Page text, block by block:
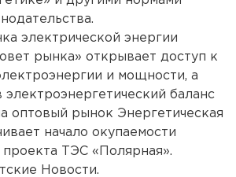
электрической энергии
рынка» открывает доступ к
и мощности, а
баланс
оптовый рынок Энергетическая
начало окупаемости
проекта ТЭС «Полярная».
Новости.